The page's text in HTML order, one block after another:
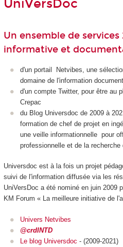
UniVersDoc
Un ensemble de
informative et
d'un portail Netvibes, une
domaine de l'information
d'un compte Twitter, pour être au
Crepac
du Blog Universdoc de 2009 à
formation de chef de projet en
une veille informationnelle pour
professionnelle et de la recherche
Universdoc est à la fois un projet
suivi de l'information diffusée via les
UniVersDoc a été nominé en juin 2009
KM Forum « La meilleure initiative de
Univers Netvibes
@crdINTD
e blog Universdoc - (2009-2021)